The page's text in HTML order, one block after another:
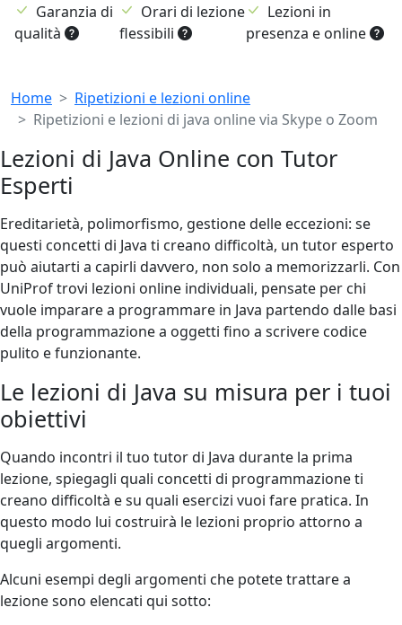
Garanzia di
qualità
Orari di lezione
flessibili
Lezioni in
presenza e online
Breadcrumb
Home
Ripetizioni e lezioni online
Ripetizioni e lezioni di java online via Skype o Zoom
Lezioni di Java Online con Tutor
Esperti
Ereditarietà, polimorfismo, gestione delle eccezioni: se
questi concetti di Java ti creano difficoltà, un tutor esperto
può aiutarti a capirli davvero, non solo a memorizzarli. Con
UniProf trovi lezioni online individuali, pensate per chi
vuole imparare a programmare in Java partendo dalle basi
della programmazione a oggetti fino a scrivere codice
pulito e funzionante.
Le lezioni di Java su misura per i tuoi
obiettivi
Quando incontri il tuo tutor di Java durante la prima
lezione, spiegagli quali concetti di programmazione ti
creano difficoltà e su quali esercizi vuoi fare pratica. In
questo modo lui costruirà le lezioni proprio attorno a
quegli argomenti.
Alcuni esempi degli argomenti che potete trattare a
lezione sono elencati qui sotto: